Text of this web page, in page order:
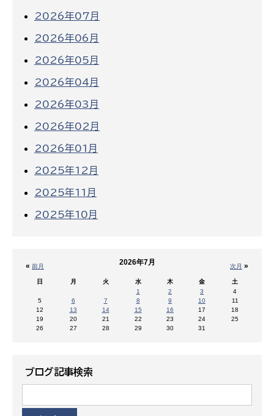
2026年07月
2026年06月
2026年05月
2026年04月
2026年03月
2026年02月
2026年01月
2025年12月
2025年11月
2025年10月
« 前月 次月 »
2026年7月
日 月 火 水 木 金
土
1
2 3
4
5
6 7 8 9 10
11
12
13 14 15 16 17
18
19
20 21 22 23 24
25
26
27 28 29 30 31
ブログ記事検索